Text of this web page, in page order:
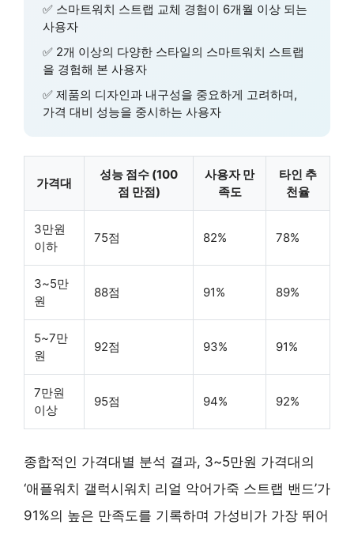
✅ 스마트워치 스트랩 교체 경험이 6개월 이상 되는
사용자
✅ 2개 이상의 다양한 스타일의 스마트워치 스트랩
을 경험해 본 사용자
✅ 제품의 디자인과 내구성을 중요하게 고려하며,
가격 대비 성능을 중시하는 사용자
가격대
성능 점수 (100
점 만점)
사용자 만
족도
타인 추
천율
3만원
이하
75점 82% 78%
3~5만
원
88점 91% 89%
5~7만
원
92점 93% 91%
7만원
이상
95점 94% 92%
종합적인 가격대별 분석 결과, 3~5만원 가격대의
‘애플워치 갤럭시워치 리얼 악어가죽 스트랩 밴드’가
91%의 높은 만족도를 기록하며 가성비가 가장 뛰어